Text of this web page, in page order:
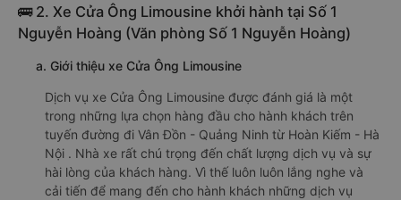
🚌 2. Xe Cửa Ông Limousine khởi hành tại Số 1
Nguyễn Hoàng (Văn phòng Số 1 Nguyễn Hoàng)
a. Giới thiệu xe Cửa Ông Limousine
Dịch vụ xe Cửa Ông Limousine được đánh giá là một
trong những lựa chọn hàng đầu cho hành khách trên
tuyến đường đi Vân Đồn - Quảng Ninh từ Hoàn Kiếm - Hà
Nội . Nhà xe rất chú trọng đến chất lượng dịch vụ và sự
hài lòng của khách hàng. Vì thế luôn luôn lắng nghe và
cải tiến để mang đến cho hành khách những dịch vụ